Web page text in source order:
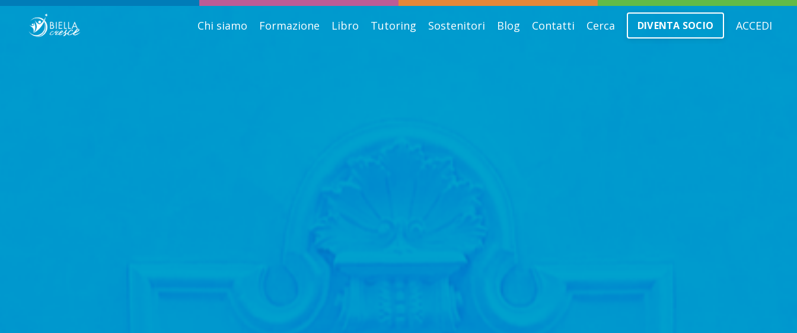
Chi siamo Formazione Libro Tutoring Sostenitori Blog Contatti Cerca DIVENTA SOCIO ACCEDI